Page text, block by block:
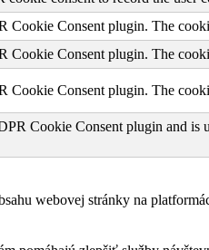
Cookie Consent plugin. The
Cookie Consent plugin. The
Cookie Consent plugin. The
Cookie Consent plugin and is
webovej stránky na